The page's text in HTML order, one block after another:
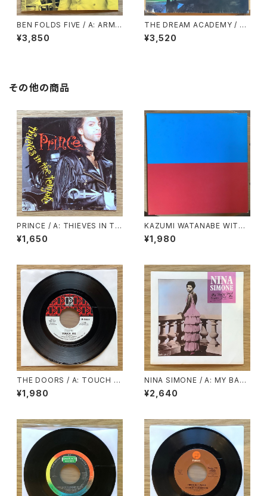
BEN FOLDS FIVE / A: ARMY
/ B1: LEATHER JACKET / B
2: BIRDS
¥3,850
THE DREAM ACADEMY / T
HE DREAM ACADEMY
¥3,520
その他の商品
PRINCE / A: THIEVES IN TH
E TEMPLE / B: THIEVES IN
THE TEMPLE PERT Ⅱ
¥1,650
KAZUMI WATANABE WITH
LYUICHI SAKAMOTO / KYL
YN
¥1,980
THE DOORS / A: TOUCH M
E / B: WILD CHILD
¥1,980
NINA SIMONE / A: MY BABY
JUST CARE FOR ME / B: LO
VE ME OR LEAVE ME
¥2,640